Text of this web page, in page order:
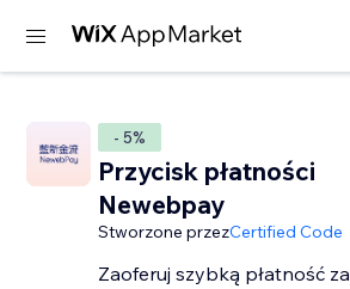
- 5%
Przycisk płatności
Newebpay
Stworzone przezCertified Code
Zaoferuj szybką płatność za